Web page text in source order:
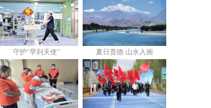
守护“早到天使” 夏日贵德 山水入画